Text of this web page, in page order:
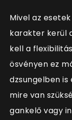
Mivel az
karakter kerül
kell a
ösvényen ez
dzsungelben
mire van
gankelő vagy